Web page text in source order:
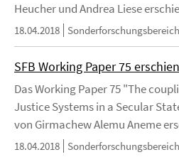
Heucher und Andrea Liese
18.04.2018
SFB Working Paper 75
Das Working Paper 75 "The
Justice Systems in a Secular
von Girmachew Alemu Aneme
18.04.2018